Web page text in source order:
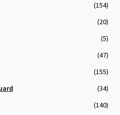
(154)
(20)
(5)
(47)
(155)
(34)
(140)